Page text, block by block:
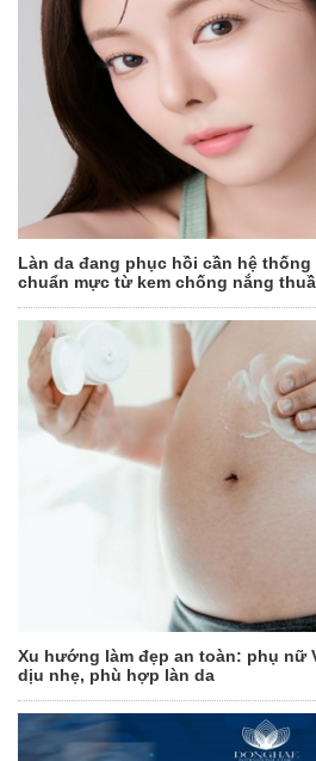
Làn da đang phục hồi cần hệ
chuẩn mực từ kem chống nắng
Xu hướng làm đẹp an toàn: phụ nữ
dịu nhẹ, phù hợp làn da